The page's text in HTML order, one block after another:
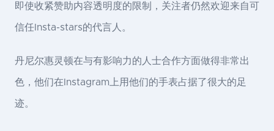
即使收紧赞助内容透明度的限制，关注者仍然欢迎来自可
信任Insta-stars的代言人。
丹尼尔惠灵顿在与有影响力的人士合作方面做得非常出
色，他们在Instagram上用他们的手表占据了很大的足
迹。